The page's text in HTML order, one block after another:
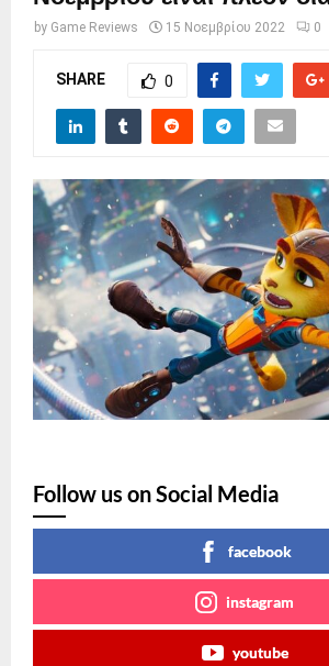
by Game Reviews 15 Νοεμβρίου 2022 0
SHARE 0
Follow us on Social Media
facebook
instagram
youtube